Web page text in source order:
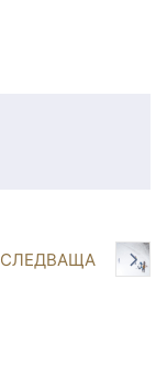
СЛЕДВАЩА